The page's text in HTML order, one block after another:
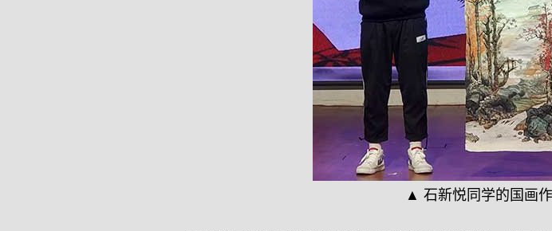
▲ 石新悦同学的国画